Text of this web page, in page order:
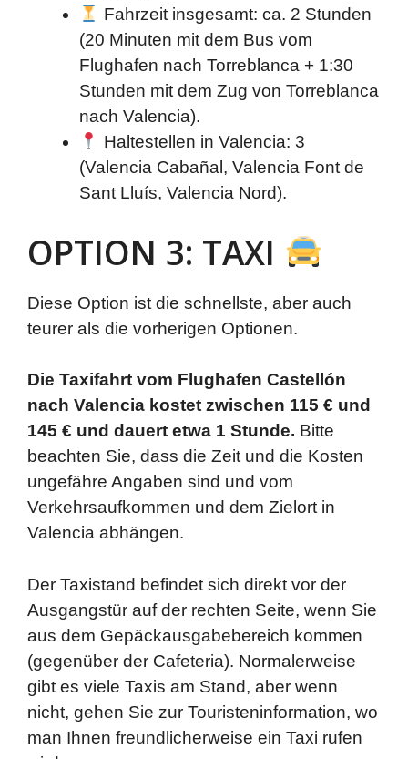
Fahrzeit insgesamt: ca. 2 Stunden
(20 Minuten mit dem Bus vom
Flughafen nach Torreblanca + 1:30
Stunden mit dem Zug von Torreblanca
nach Valencia).
Haltestellen in Valencia: 3
(Valencia Cabañal, Valencia Font de
Sant Lluís, Valencia Nord).
OPTION 3: TAXI
Diese Option ist die schnellste, aber auch
teurer als die vorherigen Optionen.
Die Taxifahrt vom Flughafen Castellón
nach Valencia kostet zwischen 115 € und
145 € und dauert etwa 1 Stunde. Bitte
beachten Sie, dass die Zeit und die Kosten
ungefähre Angaben sind und vom
Verkehrsaufkommen und dem Zielort in
Valencia abhängen.
Der Taxistand befindet sich direkt vor der
Ausgangstür auf der rechten Seite, wenn Sie
aus dem Gepäckausgabebereich kommen
(gegenüber der Cafeteria). Normalerweise
gibt es viele Taxis am Stand, aber wenn
nicht, gehen Sie zur Touristeninformation, wo
man Ihnen freundlicherweise ein Taxi rufen